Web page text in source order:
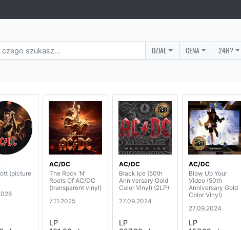
DZIAŁ CENA 24H?
(picture
AC/DC
The Rock ‘N’
Roots Of AC/DC
(transparent vinyl)
7.11.2025
LP
AC/DC
Black Ice (50th
Anniversary Gold
Color Vinyl) (2LP)
27.09.2024
LP
AC/DC
Blow Up Your
Video (50th
Anniversary Gold
Color Vinyl)
27.09.2024
LP